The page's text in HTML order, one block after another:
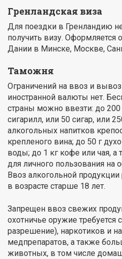
Гренландская виза
Для поездки в Гренландию
получить визу. Оформляется
Дании в Минске, Москве,
Таможня
Ограничений на ввоз и
иностранной валюты нет.
страны можно ввезти: до 200
сигарилл, или 50 сигар, или
алкогольных напитков
крепленого вина; до 50 г
воды; до 1 кг кофе или чая, а
для личного пользования на
Ввоз алкогольной
в возрасте старше 18 лет.
Запрещен ввоз свежих
охотничье оружие требуется
разрешение), наркотиков и
медпрепаратов, а также
животных, в том числе